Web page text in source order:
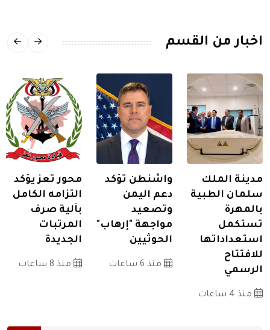
اخبار من القسم
مدينة الملك
سلمان الطبية
بالمهرة
تستكمل
استعداداتها
للافتتاح
الرسمي
منذ 4 ساعات
واشنطن تؤكد
دعم اليمن
وتصعيد
مواجهة "إرهاب"
الحوثيين
منذ 6 ساعات
محور تعز يؤكد
التزامه الكامل
بآلية صرف
المرتبات
الجديدة
منذ 8 ساعات